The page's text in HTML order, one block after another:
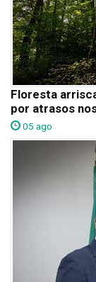
Floresta
por atrasos
05 ago